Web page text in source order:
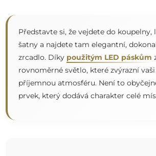
Představte si, že vejdete do koupelny,
šatny a najdete tam elegantní,
zrcadlo. Díky použitým LED páskům
rovnoměrné světlo, které zvýrazní
příjemnou atmosféru. Není to
prvek, který dodává charakter celé